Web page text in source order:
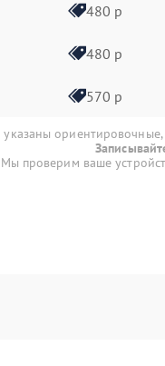
480 р
480 р
570 р
ориентировочные,
Мы проверим ваше